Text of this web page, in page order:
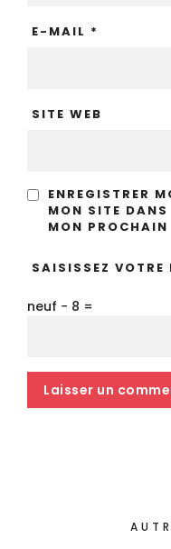
E-MAIL *
SITE WEB
ENREGISTRER
MON SITE
MON
SAISISSEZ VOTRE
neuf − 8 =